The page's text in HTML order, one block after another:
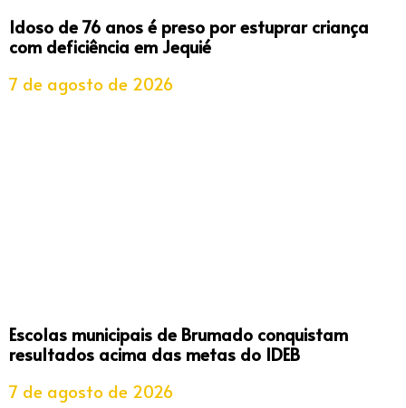
Idoso de 76 anos é preso por estuprar criança
com deficiência em Jequié
7 de agosto de 2026
Escolas municipais de Brumado conquistam
resultados acima das metas do IDEB
7 de agosto de 2026